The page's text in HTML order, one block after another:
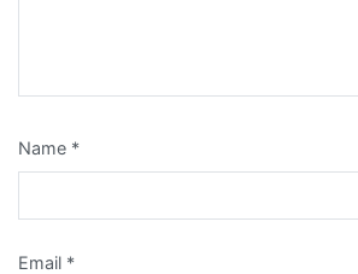
Name *
Email *